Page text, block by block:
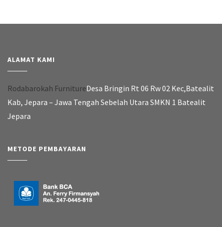
ALAMAT KAMI
Rodabarokah FurnitureDesa Bringin Rt 06 Rw 02 Kec,Batealit
Kab, Jepara – Jawa Tengah Sebelah Utara SMKN 1 Batealit
Jepara
METODE PEMBAYARAN